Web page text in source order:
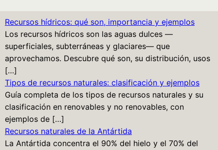
Recursos hídricos: qué son, importancia y ejemplos
Los recursos hídricos son las aguas dulces —
superficiales, subterráneas y glaciares— que
aprovechamos. Descubre qué son, su distribución, usos
[…]
Tipos de recursos naturales: clasificación y ejemplos
Guía completa de los tipos de recursos naturales y su
clasificación en renovables y no renovables, con
ejemplos de […]
Recursos naturales de la Antártida
La Antártida concentra el 90% del hielo y el 70% del